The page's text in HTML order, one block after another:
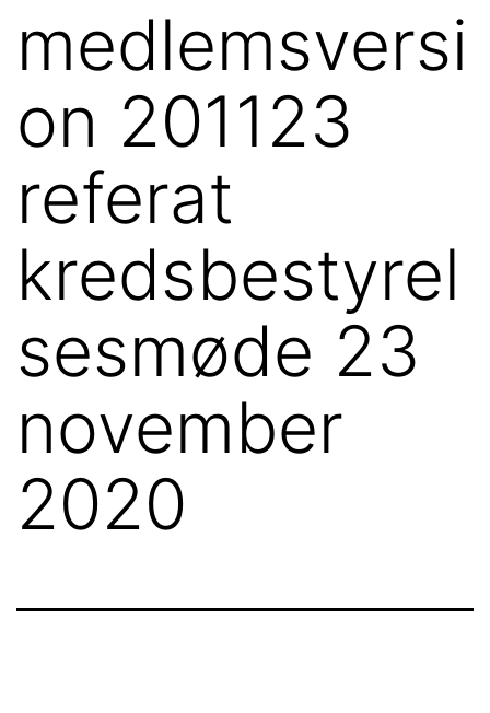
medlemsversi
on 201123
referat
kredsbestyrel
sesmøde 23
november
2020